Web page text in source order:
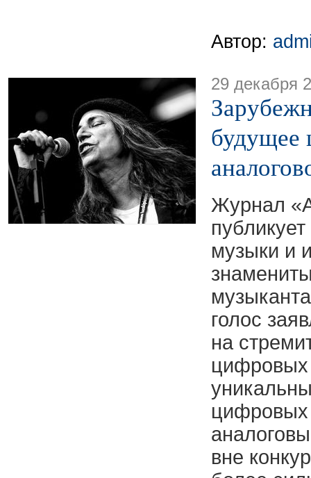
Автор:
29 декабря
будущее
Журнал
музыки и
голос
на
цифровых
цифровых
вне